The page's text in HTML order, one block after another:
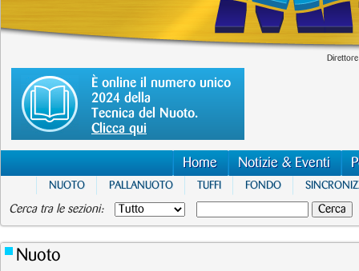
È online il numero unico
2024 della
Tecnica del Nuoto.
Clicca qui
Home Notizie & Eventi
NUOTO PALLANUOTO TUFFI FONDO
Cerca tra le sezioni:
Nuoto